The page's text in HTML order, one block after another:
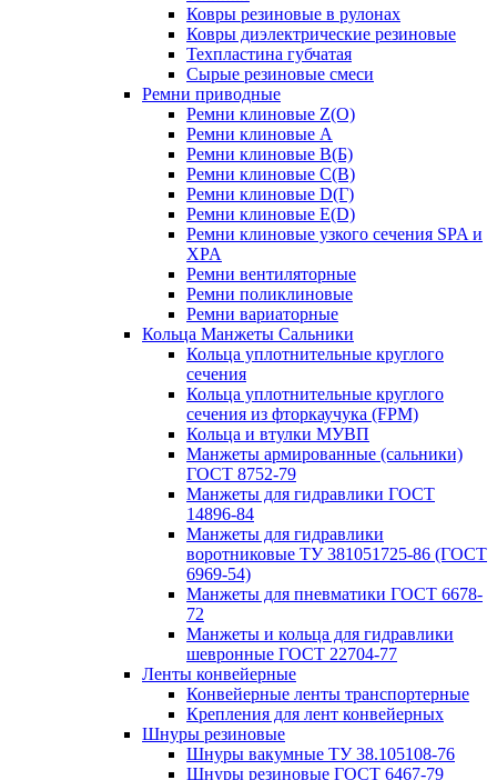
Ковры резиновые в рулонах
Ковры диэлектрические резиновые
Техпластина губчатая
Сырые резиновые смеси
Ремни приводные
Ремни клиновые Z(О)
Ремни клиновые A
Ремни клиновые B(Б)
Ремни клиновые C(В)
Ремни клиновые D(Г)
Ремни клиновые Е(D)
Ремни клиновые узкого сечения SPA и
XPA
Ремни вентиляторные
Ремни поликлиновые
Ремни вариаторные
Кольца Манжеты Сальники
Кольца уплотнительные круглого
сечения
Кольца уплотнительные круглого
сечения из фторкаучука (FPM)
Кольца и втулки МУВП
Манжеты армированные (сальники)
ГОСТ 8752-79
Манжеты для гидравлики ГОСТ
14896-84
Манжеты для гидравлики
воротниковые ТУ 381051725-86 (ГОСТ
6969-54)
Манжеты для пневматики ГОСТ 6678-
72
Манжеты и кольца для гидравлики
шевронные ГОСТ 22704-77
Ленты конвейерные
Конвейерные ленты транспортерные
Крепления для лент конвейерных
Шнуры резиновые
Шнуры вакумные ТУ 38.105108-76
Шнуры резиновые ГОСТ 6467-79